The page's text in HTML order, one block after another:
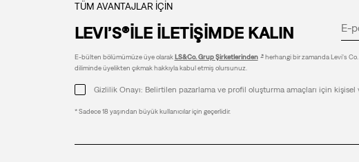
TÜM AVANTAJLAR İÇİN
LEVI’S®İLE İLETİŞİMDE KALIN
E-bülten bölümümüze üye olarakLS&Co. Grup Şirketlerinden
herhangi bir zamanda Levi's Co.
diliminde üyelikten çıkmak hakkıyla kabul etmiş olursunuz.
Gizlilik Onayı: Belirtilen pazarlama ve profil oluşturma amaçları için
* Sadece 18 yaşından büyük kullanıcılar için geçerlidir.